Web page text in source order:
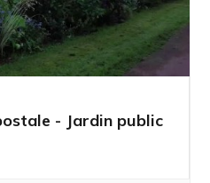
- Jardin public